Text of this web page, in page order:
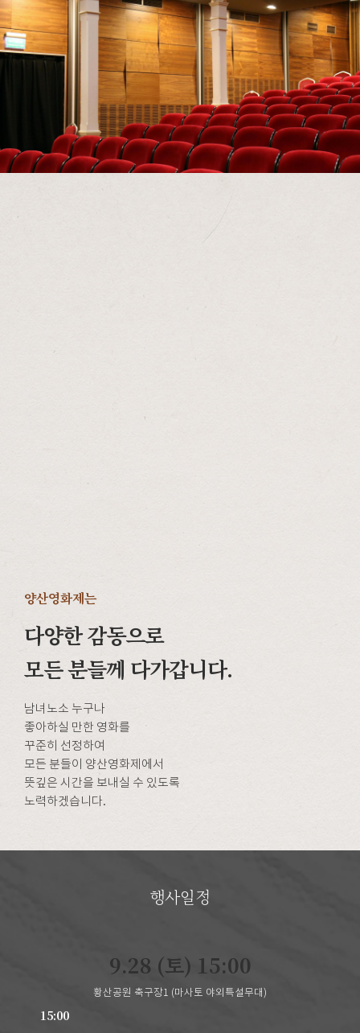
양산영화제는
다양한 감동으로
모든 분들께 다가갑니다.
남녀노소 누구나
좋아하실 만한 영화를
꾸준히 선정하여
모든 분들이 양산영화제에서
뜻깊은 시간을 보내실 수 있도록
노력하겠습니다.
행사일정
9.28 (토) 15:00
황산공원 축구장1 (마사토 야외특설무대)
15:00